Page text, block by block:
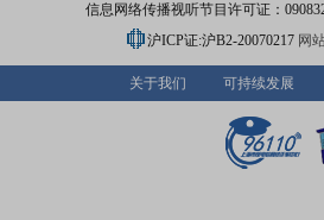
信息网络传播视听节目许可证：
沪ICP证:沪B2-20070217 网
关于我们 可持续发展